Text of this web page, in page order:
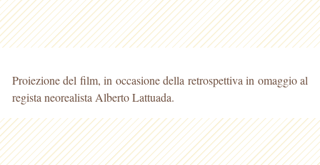
Proiezione del film, in occasione della retrospettiva in omaggio al
regista neorealista Alberto Lattuada.